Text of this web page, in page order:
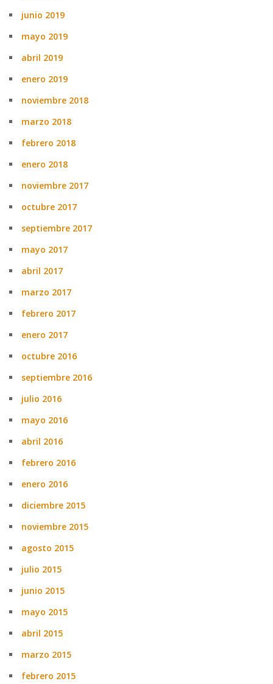
junio 2019
mayo 2019
abril 2019
enero 2019
noviembre 2018
marzo 2018
febrero 2018
enero 2018
noviembre 2017
octubre 2017
septiembre 2017
mayo 2017
abril 2017
marzo 2017
febrero 2017
enero 2017
octubre 2016
septiembre 2016
julio 2016
mayo 2016
abril 2016
febrero 2016
enero 2016
diciembre 2015
noviembre 2015
agosto 2015
julio 2015
junio 2015
mayo 2015
abril 2015
marzo 2015
febrero 2015